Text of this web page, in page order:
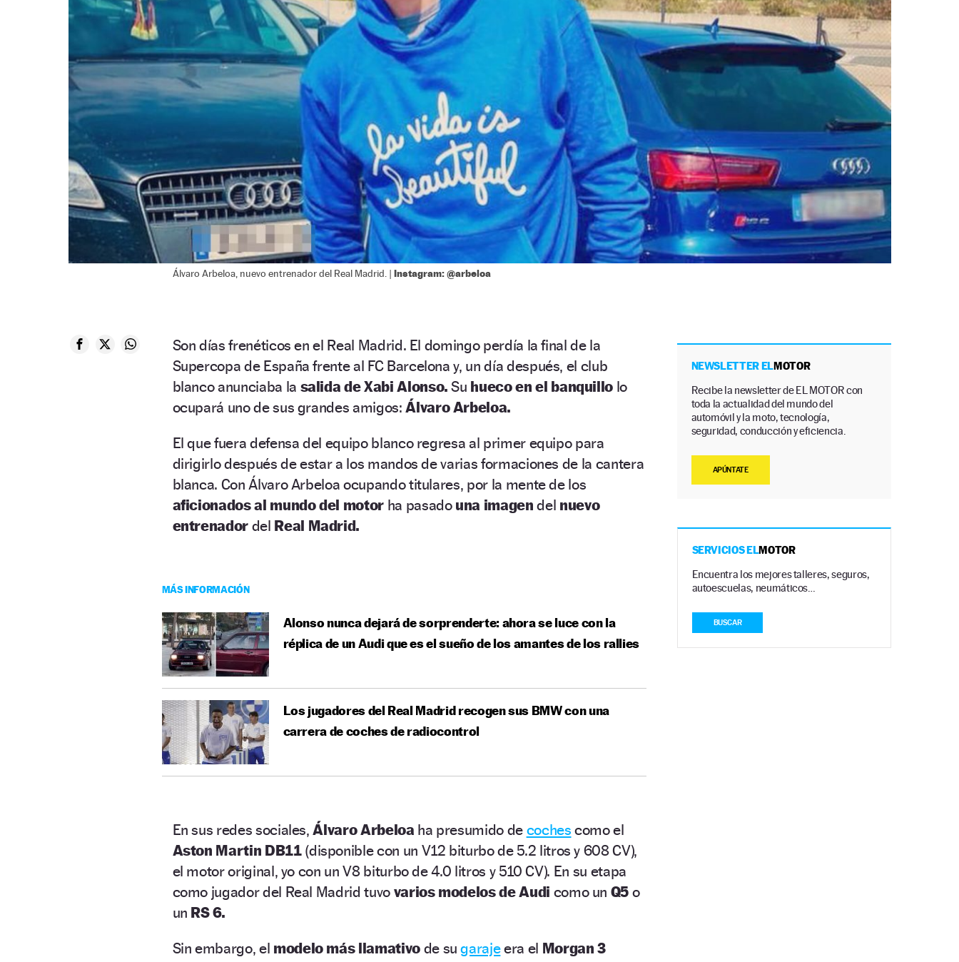
Álvaro Arbeloa, nuevo entrenador del Real Madrid. | Instagram: @arbeloa
Son días frenéticos en el Real Madrid. El domingo perdía la final de la
Supercopa de España frente al FC Barcelona y, un día después, el club
blanco anunciaba la salida de Xabi Alonso.Su hueco en el banquillo lo
ocupará uno de sus grandes amigos:Álvaro Arbeloa.
El que fuera defensa del equipo blanco regresa al primer equipo para
dirigirlo después de estar a los mandos de varias formaciones de la cantera
blanca. Con Álvaro Arbeloa ocupando titulares, por la mente de los
aficionados al mundo del motor ha pasado una imagen del nuevo
entrenador del Real Madrid.
MÁS INFORMACIÓN
Alonso nunca dejará de sorprenderte: ahora se luce con la
réplica de un Audi que es el sueño de los amantes de los rallies
Los jugadores del Real Madrid recogen sus BMW con una
carrera de coches de radiocontrol
En sus redes sociales,Álvaro Arbeloa ha presumido de coches como el
Aston Martin DB11(disponible con un V12 biturbo de 5.2 litros y 608 CV),
el motor original, yo con un V8 biturbo de 4.0 litros y 510 CV). En su etapa
como jugador del Real Madrid tuvo varios modelos de Audi como un Q5 o
un RS 6.
Sin embargo, el modelo más llamativode sugarajeera el Morgan 3
NEWSLETTER ELMOTOR
Recibe la newsletter de EL MOTOR con
toda la actualidad del mundo del
automóvil y la moto, tecnología,
seguridad, conducción y eficiencia.
APÚNTATE
SERVICIOS ELMOTOR
Encuentra los mejores talleres, seguros,
autoescuelas, neumáticos…
BUSCAR